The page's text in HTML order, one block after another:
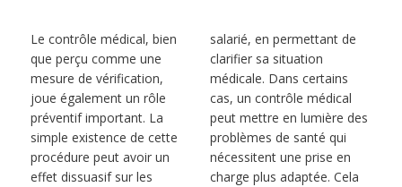
Le contrôle médical, bien
que perçu comme une
mesure de vérification,
joue également un rôle
préventif important. La
simple existence de cette
procédure peut avoir un
effet dissuasif sur les
salarié, en permettant de
clarifier sa situation
médicale. Dans certains
cas, un contrôle médical
peut mettre en lumière des
problèmes de santé qui
nécessitent une prise en
charge plus adaptée. Cela